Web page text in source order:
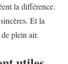
la différence.
Et la
plein air.